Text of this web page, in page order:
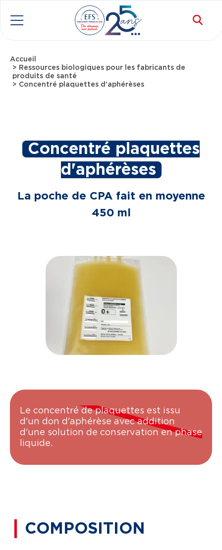
Aller au contenu principal
Fil d'Ariane
Accueil
Ressources biologiques pour les fabricants de
produits de santé
Concentré plaquettes d'aphérèses
Concentré plaquettes
d'aphérèses
La poche de CPA fait en moyenne
450 ml
Le concentré de plaquettes est issu
d'un don d'aphérèse avec addition
d'une solution de conservation en phase
liquide.
COMPOSITION